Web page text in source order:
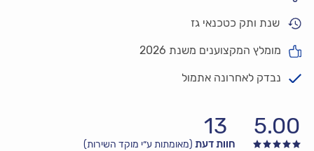
שנת ותק כטכנאי גז
מומלץ המקצוענים משנת 2026
נבדק לאחרונה אתמול
5.00
13
חוות דעת (מאומתות ע״י מוקד השירות)